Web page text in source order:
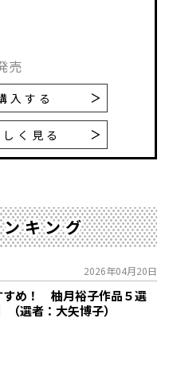
売
入する
く見る
キング
2026年04月20日
すめ！ 柚月裕子作品５選
（選者：大矢博子）